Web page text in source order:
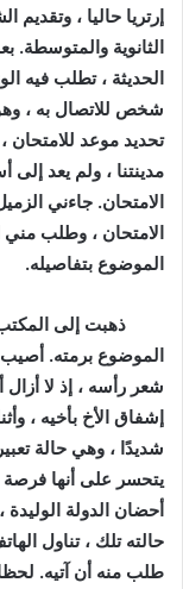
إرتريا حاليا ، وتقديم
الثانوية والمتوسطة.
الحديثة ، تطلب فيه
شخص للاتصال به ،
تحديد موعد للامتحان
مدينتنا ، ولم يعد إلى
الامتحان. جاءني
الامتحان ، وطلب مني
الموضوع بتفاصيله.
ذهبت إلى المكتب
الموضوع برمته. أصيب
شعر رأسه ، إذ لا
إشفاق الأخ بأخيه ،
شديدًا ، وهي حالة
يتحسر على أنها فرصة
أحضان الدولة
حالته تلك ، تناول
طلب منه أن آتيه.